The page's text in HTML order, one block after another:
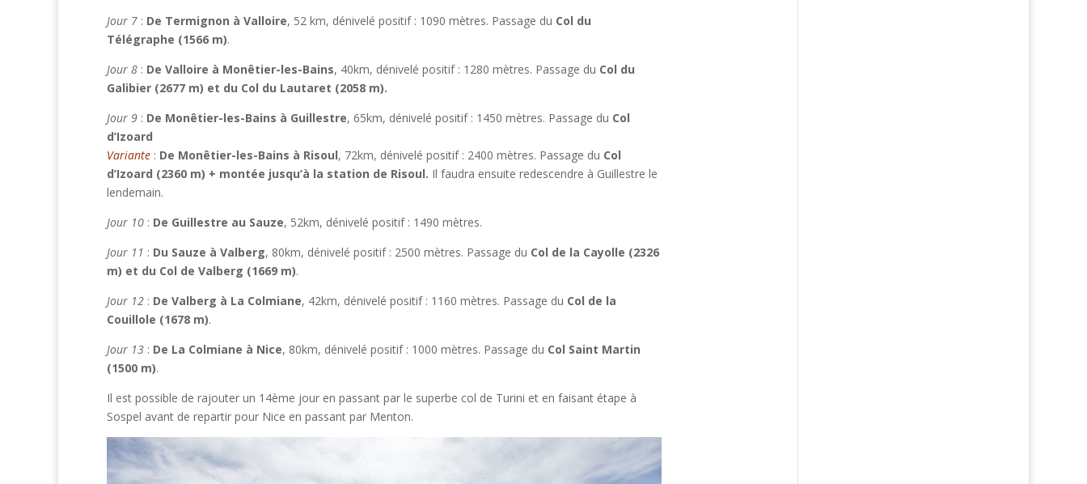
Jour 7 : De Termignon à Valloire, 52 km, dénivelé positif : 1090 mètres. Passage du Col du
Télégraphe (1566 m).
Jour 8 : De Valloire à Monêtier-les-Bains, 40km, dénivelé positif : 1280 mètres. Passage du Col du
Galibier (2677 m) et du Col du Lautaret (2058 m).
Jour 9 : De Monêtier-les-Bains à Guillestre, 65km, dénivelé positif : 1450 mètres. Passage du Col
d’Izoard
Variante : De Monêtier-les-Bains à Risoul, 72km, dénivelé positif : 2400 mètres. Passage du Col
d’Izoard (2360 m) + montée jusqu’à la station de Risoul. Il faudra ensuite redescendre à Guillestre le
lendemain.
Jour 10 : De Guillestre au Sauze, 52km, dénivelé positif : 1490 mètres.
Jour 11 : Du Sauze à Valberg, 80km, dénivelé positif : 2500 mètres. Passage du Col de la Cayolle (2326
m) et du Col de Valberg (1669 m).
Jour 12 : De Valberg à La Colmiane, 42km, dénivelé positif : 1160 mètres. Passage du Col de la
Couillole (1678 m).
Jour 13 : De La Colmiane à Nice, 80km, dénivelé positif : 1000 mètres. Passage du Col Saint Martin
(1500 m).
Il est possible de rajouter un 14ème jour en passant par le superbe col de Turini et en faisant étape à
Sospel avant de repartir pour Nice en passant par Menton.